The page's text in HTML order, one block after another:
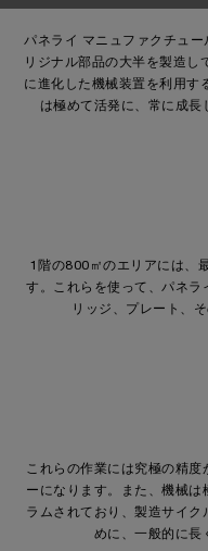
パネライ マニュファクチュ
リジナル部品の大半を製造し
に進化した機械装置を利用す
は極めて活発に、常に成長
1階の800㎡のエリアには、
す。これらを使って、パネラ
リッジ、プレート、
これらの作業には究極の精
ーになります。また、機械は
ラムされており、製造サイク
めに、一般的に長